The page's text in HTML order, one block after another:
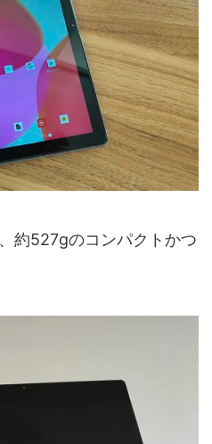
約527gのコンパクトかつ